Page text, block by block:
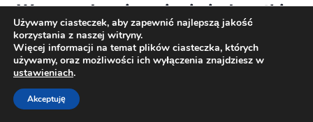
Wprowadzenie pojęcia jednostki
mikro do ustawy o
rachunkowości
Zmiany do ustawy o rachunkowości wprowadziły
tzw. jednostki mikro. Jednostką mikro może być
Używamy ciasteczek, aby zapewnić najlepszą jakość
korzystania z naszej witryny.
Więcej informacji na temat plików ciasteczka, których
używamy, oraz możliwości ich wyłączenia znajdziesz w
ustawieniach.
Akceptuję